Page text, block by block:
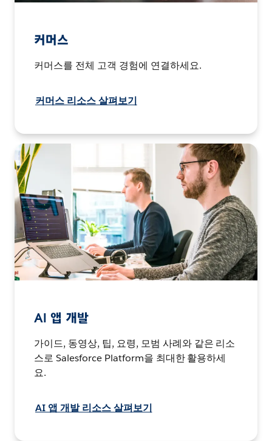
커머스
커머스를 전체 고객 경험에 연결하세요.
커머스 리소스 살펴보기
AI 앱 개발
가이드, 동영상, 팁, 요령, 모범 사례와 같은 리소
스로 Salesforce Platform을 최대한 활용하세
요.
AI 앱 개발 리소스 살펴보기